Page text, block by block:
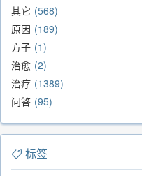
其它 568
原因 189
方子 1
治愈 2
治疗 1389
问答 95
标签